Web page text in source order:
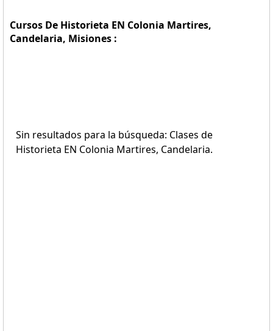
Cursos De Historieta EN Colonia Martires,
Candelaria, Misiones :
Sin resultados para la búsqueda: Clases de
Historieta EN Colonia Martires, Candelaria.